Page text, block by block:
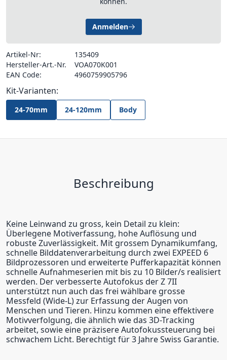
Anmelden
Artikel-Nr:
135409
Hersteller-Art.-Nr.
VOA070K001
EAN Code:
4960759905796
Kit-Varianten:
24-70mm 24-120mm Body
Beschreibung
Keine Leinwand zu gross, kein Detail zu klein:
Überlegene Motiverfassung, hohe Auflösung und
robuste Zuverlässigkeit. Mit grossem Dynamikumfang,
schnelle Bilddatenverarbeitung durch zwei EXPEED 6
Bildprozessoren und erweiterte Pufferkapazität können
schnelle Aufnahmeserien mit bis zu 10 Bilder/s realisiert
werden. Der verbesserte Autofokus der Z 7II
unterstützt nun auch das frei wählbare grosse
Messfeld (Wide-L) zur Erfassung der Augen von
Menschen und Tieren. Hinzu kommen eine effektivere
Motivverfolgung, die ähnlich wie das 3D-Tracking
arbeitet, sowie eine präzisere Autofokussteuerung bei
schwachem Licht. Berechtigt für 3 Jahre Swiss Garantie.